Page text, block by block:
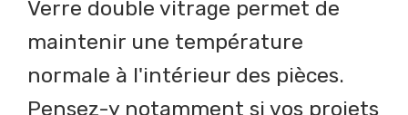
Verre double vitrage permet de
maintenir une température
normale à l'intérieur des pièces.
Pensez-y notamment si vos projets